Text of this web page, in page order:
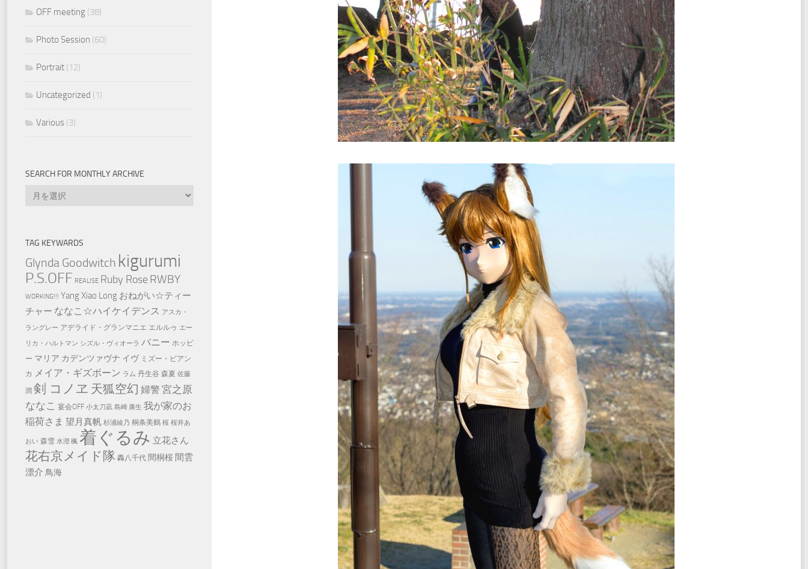
OFF meeting (38)
Photo Session (60)
Portrait (12)
Uncategorized (1)
Various (3)
SEARCH FOR MONTHLY ARCHIVE
Search
TAG KEYWARDS
Glynda Goodwitch kigurumi
P.S.OFF REALISE Ruby Rose RWBY
WORKING!!! Yang Xiao Long おねがい☆ティー
チャー ななこ☆ハイケイデンス アスカ・
ラングレー アデライド・グランマニエ エルルゥ エー
リカ・ハルトマン シズル・ヴィオーラ バニー ホッピ
ー マリア カデンツァヴナ イヴ ミズー・ビアン
カ メイア・ギズボーン ラム 丹生谷 森夏 佐藤
潤 剣 コノヱ 天狐空幻 婦警 宮之原
ななこ 宴会OFF 小太刀凪 島崎 康生 我が家のお
稲荷さま 望月真帆 杉浦綾乃 桐条美鶴 桜 桜井あ
おい 森雪 水澄 楓 着ぐるみ 立花さん
花右京メイド隊 轟八千代 間桐桜 間雲
漂介 鳥海